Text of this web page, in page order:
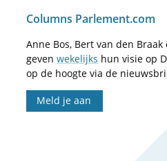
Columns Parlement.com
Anne Bos, Bert van den
geven wekelijks hun visie op
op de hoogte via de
Meld je aan